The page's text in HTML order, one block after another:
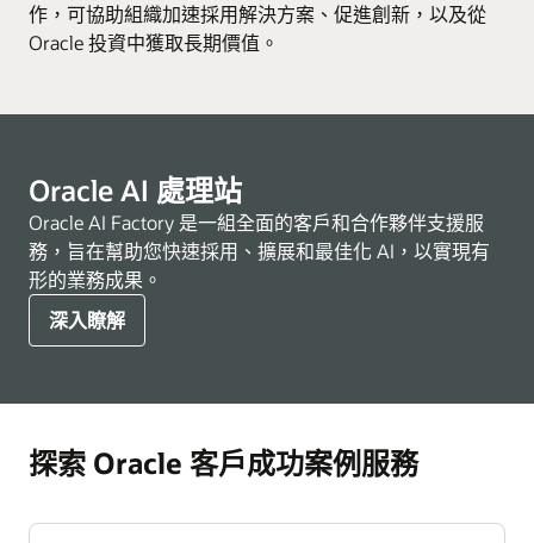
作，可協助組織加速採用解決方案、促進創新，以及從
Oracle 投資中獲取長期價值。
Oracle AI 處理站
Oracle AI Factory 是一組全面的客戶和合作夥伴支援服
務，旨在幫助您快速採用、擴展和最佳化 AI，以實現有
形的業務成果。
深入瞭解
探索 Oracle 客戶成功案例服務